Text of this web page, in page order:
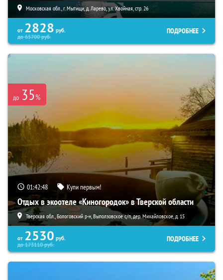
Московская обл., г. Мытищи, д. Ларево, ул. Хвойная, стр. 26
от 2828 руб.
до65700руб.
ПОДРОБНЕЕ
до 35%
01:42:47 Купи первым!
Отдых в экоотеле «Киногородок» в Тверской области
Тверская обл., Бологовский р-н, Выползовское с/п, дер. Михайловское, д. 15
от 2530 руб.
до173110руб.
ПОДРОБНЕЕ